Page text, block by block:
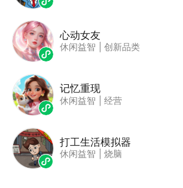
心动女友
休闲益智 创新品类
记忆重现
休闲益智 经营
打工生活模拟器
休闲益智 烧脑